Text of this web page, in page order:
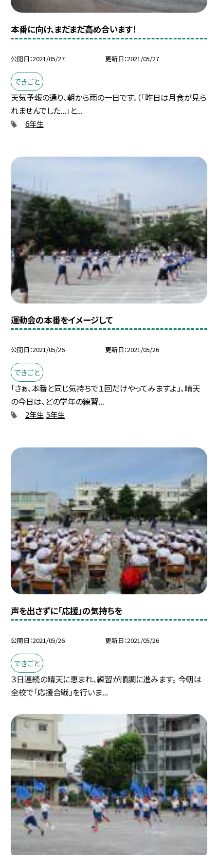
本番に向け、まだまだ高め合います！
公開日 2021/05/27 更新日 2021/05/27
できごと
天気予報の通り、朝から雨の一日です。（「昨日は月食が見ら
れませんでした...」と...
6年生
運動会の本番をイメージして
公開日 2021/05/26 更新日 2021/05/26
できごと
「さぁ、本番と同じ気持ちで１回だけやってみますよ」、晴天
の今日は、どの学年の練習...
2年生 5年生
声を出さずに「応援」の気持ちを
公開日 2021/05/26 更新日 2021/05/26
できごと
３日連続の晴天に恵まれ、練習が順調に進みます。 今朝は
全校で「応援合戦」を行いま...